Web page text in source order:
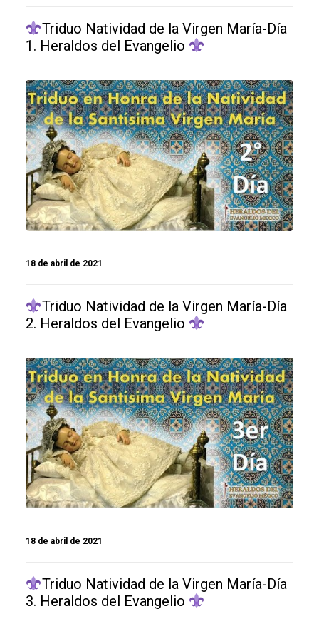
Triduo Natividad de la Virgen María-Día
1. Heraldos del Evangelio
18 de abril de 2021
Triduo Natividad de la Virgen María-Día
2. Heraldos del Evangelio
18 de abril de 2021
Triduo Natividad de la Virgen María-Día
3. Heraldos del Evangelio